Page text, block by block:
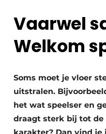
Vaarwel
Welkom
Soms moet je vloer
uitstralen.
het wat speelser en
draagt sterk bij tot de